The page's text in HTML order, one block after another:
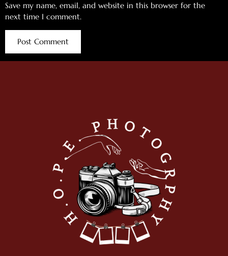
Save my name, email, and website in this browser for the
next time I comment.